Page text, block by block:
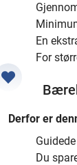
En
For
Derfor er
Du